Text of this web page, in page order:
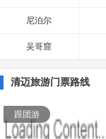
尼泊尔
吴哥窟
清迈旅游门票路线
跟团游